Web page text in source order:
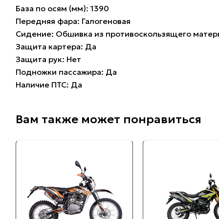
База по осям (мм): 1390
Передняя фара: Галогеновая
Сидение: Обшивка из противоскользящего
Защита картера: Да
Защита рук: Нет
Подножки пассажира: Да
Наличие ПТС: Да
Вам также может понравиться